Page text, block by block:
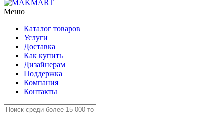
Меню
Каталог товаров
Услуги
Доставка
Как купить
Дизайнерам
Поддержка
Компания
Контакты